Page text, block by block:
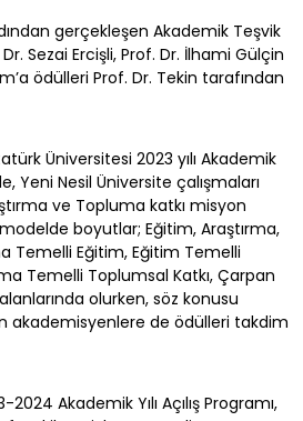
gerçekleşen Akademik Teşvik
Sezai Ercişli, Prof. Dr. İlhami Gülçin
ödülleri Prof. Dr. Tekin tarafından
Üniversitesi 2023 yılı Akademik
Yeni Nesil Üniversite çalışmaları
ve Topluma katkı misyon
boyutlar; Eğitim, Araştırma,
Temelli Eğitim, Eğitim Temelli
Temelli Toplumsal Katkı, Çarpan
olurken, söz konusu
akademisyenlere de ödülleri takdim
Akademik Yılı Açılış Programı,